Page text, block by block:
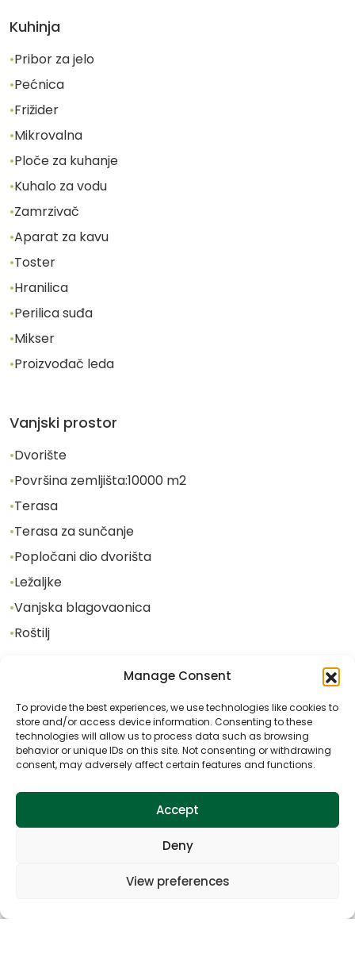
Manage Consent
To provide the best experiences, we use technologies like cookies to
store and/or access device information. Consenting to these
technologies will allow us to process data such as browsing
behavior or unique IDs on this site. Not consenting or withdrawing
consent, may adversely affect certain features and functions.
Accept
Deny
View preferences
Kuhinja
•Pribor za jelo
•Pećnica
•Frižider
•Mikrovalna
•Ploče za kuhanje
•Kuhalo za vodu
•Zamrzivač
•Aparat za kavu
•Toster
•Hranilica
•Perilica suđa
•Mikser
•Proizvođač leda
Vanjski prostor
•Dvorište
•Površina zemljišta:10000 m2
•Terasa
•Terasa za sunčanje
•Popločani dio dvorišta
•Ležaljke
•Vanjska blagovaonica
•Roštilj
Igralište za mali nogomet
Badminton
Trampolin
Jacuzzi
Sauna